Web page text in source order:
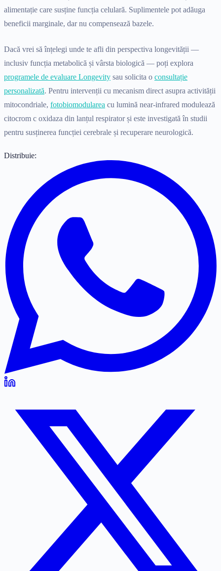
alimentație care susține funcția celulară. Suplimentele pot adăuga
beneficii marginale, dar nu compensează bazele.
Dacă vrei să înțelegi unde te afli din perspectiva longevității —
inclusiv funcția metabolică și vârsta biologică — poți explora
programele de evaluare Longevity sau solicita o consultație
personalizată. Pentru intervenții cu mecanism direct asupra activității
mitocondriale, fotobiomodularea cu lumină near-infrared modulează
citocrom c oxidaza din lanțul respirator și este investigată în studii
pentru susținerea funcției cerebrale și recuperare neurologică.
Distribuie: